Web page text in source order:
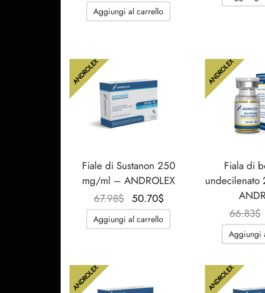
prezzo
originale
prezzo
attuale
Aggiungi al carrello
ANDROLEX
Fiale di Sustanon 250
mg/ml – ANDROLEX
67.98$
Il
prezzo
originale
50.70$
prezzo
attuale
Aggiungi al carrello
ANDROLEX
Fiala di
66.83$
Aggiungi
ANDROLEX ANDROLEX